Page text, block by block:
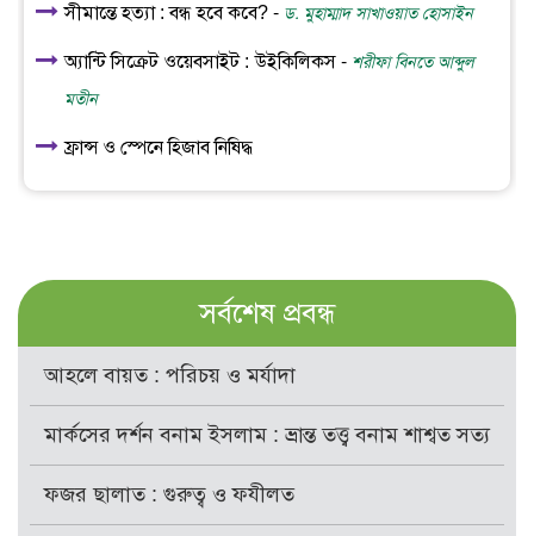
সীমান্তে হত্যা : বন্ধ হবে কবে? - ড. মুহাম্মাদ সাখাওয়াত হোসাইন
অ্যান্টি সিক্রেট ওয়েবসাইট : উইকিলিকস - শরীফা বিনতে আব্দুল
মতীন
ফ্রান্স ও স্পেনে হিজাব নিষিদ্ধ
সর্বশেষ প্রবন্ধ
আহলে বায়ত : পরিচয় ও মর্যাদা
মার্কসের দর্শন বনাম ইসলাম : ভ্রান্ত তত্ত্ব বনাম শাশ্বত সত্য
ফজর ছালাত : গুরুত্ব ও ফযীলত